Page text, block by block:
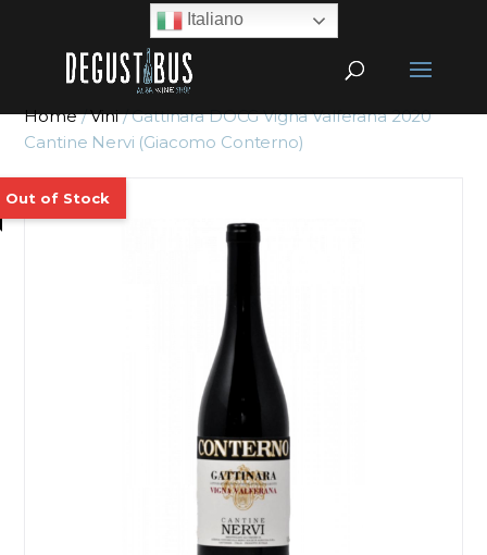
Home/Vini/ Gattinara DOCG Vigna Valferana 2020
Cantine Nervi (Giacomo Conterno)
Italiano